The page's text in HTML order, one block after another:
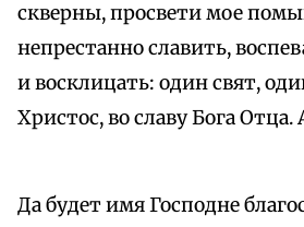
скверны, просвети мое
непрестанно славить,
и восклицать: один свят,
Христос, во славу Бога
Да будет имя Господне